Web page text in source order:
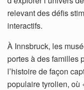
relevant des défis
interactifs.
À Innsbruck, les
portes à des familles
l’histoire de façon
populaire tyrolien, où